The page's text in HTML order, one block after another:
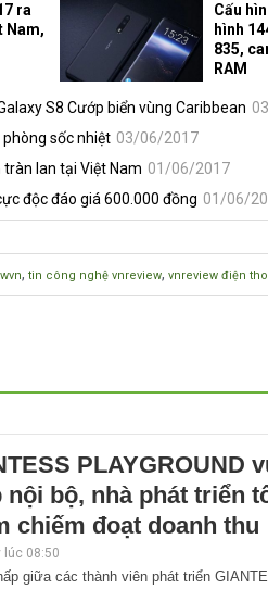
ra
Nam,
Cấu
hình
835,
RAM
S8 Cướp biển vùng Caribbean
phòng sốc nhiệt 03/06/2017
lan tại Việt Nam 01/06/2017
độc đáo giá 600.000 đồng 01/06/
, tin công nghệ vnreview, vnreview điện
PLAYGROUND
nội bộ, nhà phát triển
chiếm đoạt doanh thu
lúc 08:50
giữa các thành viên phát triển